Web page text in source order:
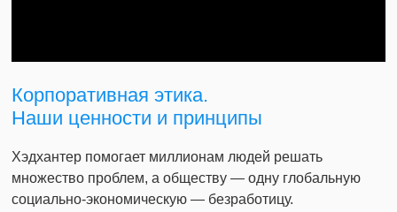
Корпоративная этика.
Наши ценности и принципы
Хэдхантер помогает миллионам людей решать
множество проблем, а обществу — одну глобальную
социально-экономическую — безработицу.